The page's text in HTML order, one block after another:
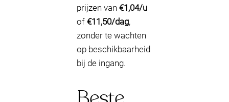
prijzen van €1,04/u
of €11,50/dag,
zonder te wachten
op beschikbaarheid
bij de ingang.